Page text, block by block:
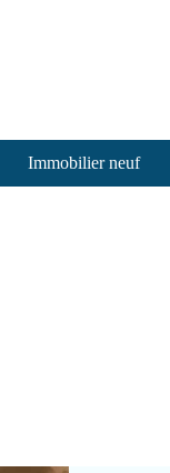
Immobilier neuf